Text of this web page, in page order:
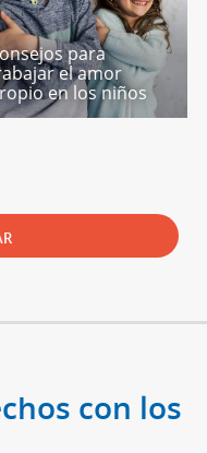
para
el amor
en los niños
con los